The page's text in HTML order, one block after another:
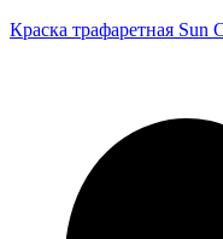
Краска трафаретная